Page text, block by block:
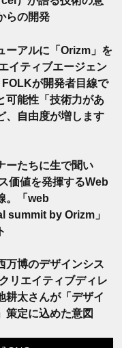
らの開発
ーアルに「Orizm」を
イティブエージェン
が開発者目線で
可能性「技術力があ
、自由度が増します
ーたちに生で聞い
価値を発揮するWeb
。「web
summit by Orizm」
万博のデザインシス
リエイティブディレ
耕太さんが「デザイ
策定に込めた意図